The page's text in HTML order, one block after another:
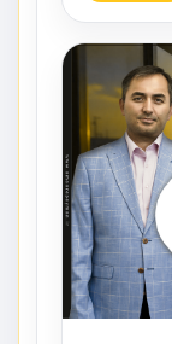
شده است.